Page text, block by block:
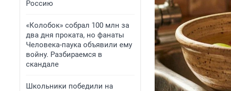
Россию
«Колобок» собрал 100 млн за
два дня проката, но фанаты
Человека-паука объявили ему
войну. Разбираемся в
скандале
Школьники победили на